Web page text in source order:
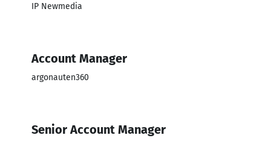
IP Newmedia
Account Manager
argonauten360
Senior Account Manager